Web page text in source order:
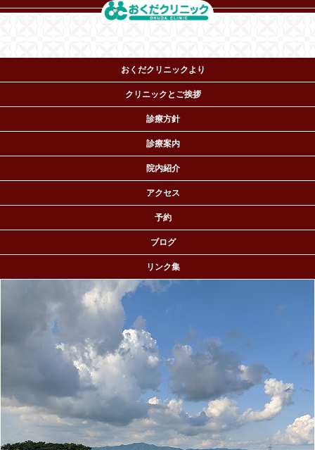
おくだクリニック ペインクリニック専門医・麻酔科機構
専門医
〒536-0022 大阪市城東区
おくだクリニックより
クリニックとご挨拶
診療方針
診療案内
院内紹介
アクセス
予約
ブログ
リンク集